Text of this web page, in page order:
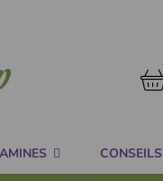
CONSEILS